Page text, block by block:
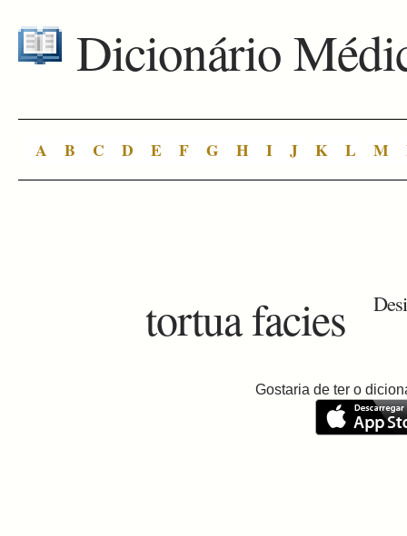
Dicionário
A B C D E F G H I J K L M
tortua facies
Gostaria de ter o